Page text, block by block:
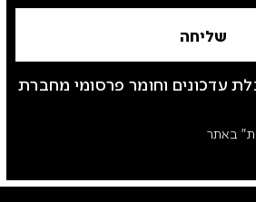
עדכונים וחומר פרסומי מחברת
באתר
שליחה